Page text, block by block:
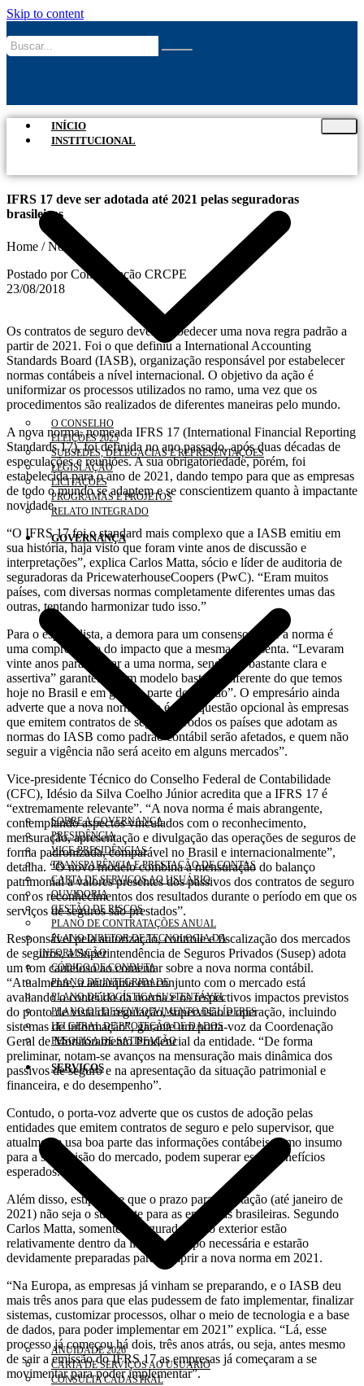
Skip to content
INÍCIO
INSTITUCIONAL
O CONSELHO
ELEIÇÕES 2025
SUBSEDES, DELEGACIAS E REPRESENTAÇÕES
LEGISLAÇÃO
LICITAÇÕES
PROGRAMAS E PROJETOS
RELATO INTEGRADO
GOVERNANÇA
SOBRE A GOVERNANÇA
PRESIDÊNCIA
VICE-PRESIDÊNCIAS
TRANSPARÊNCIA E PRESTAÇÃO DE CONTAS
CARTA DE SERVIÇOS AO USUÁRIO
OUVIDORIA
GESTÃO DE RISCOS
PLANO DE CONTRATAÇÕES ANUAL
PLANO DIRETOR DE TECNOLOGIA DA
INFORMAÇÃO
CÓDIGO DE CONDUTA
PLANO DE INTEGRIDADE
PLANO DE LOGÍSTICA SUSTENTÁVEL
PLANO DE DESENVOLVIMENTO DE LÍDERES
LEI GERAL DE PROTEÇÃO DE DADOS
PESQUISA DE SATISFAÇÃO
SERVIÇOS
ANUIDADE 2026
CARTA DE SERVIÇOS AO USUÁRIO
CONSULTA CADASTRAL
IFRS 17 deve ser adotada até 2021 pelas seguradoras
brasileiras
Home / Notícias
Postado por Comunicação CRCPE
23/08/2018
Os contratos de seguro deverão obedecer uma nova regra padrão a
partir de 2021. Foi o que definiu a International Accounting
Standards Board (IASB), organização responsável por estabelecer
normas contábeis a nível internacional. O objetivo da ação é
uniformizar os processos utilizados no ramo, uma vez que os
procedimentos são realizados de diferentes maneiras pelo mundo.
A nova norma, nomeada IFRS 17 (International Financial Reporting
Standards 17), foi definida no ano passado, após duas décadas de
especulações e reuniões. A sua obrigatoriedade, porém, foi
estabelecida para o ano de 2021, dando tempo para que as empresas
de todo o mundo se adaptem e se conscientizem quanto à impactante
novidade.
“O IFRS 17 foi o standard mais complexo que a IASB emitiu em
sua história, haja visto que foram vinte anos de discussão e
interpretações”, explica Carlos Matta, sócio e líder de auditoria de
seguradoras da PricewaterhouseCoopers (PwC). “Eram muitos
países, com diversas normas completamente diferentes umas das
outras, tentando harmonizar tudo isso.”
Para o especialista, a demora para um consenso sobre a norma é
uma comprovação do impacto que a mesma representa. “Levaram
vinte anos para chegar a uma norma, sendo ela bastante clara e
assertiva” garante. “É um modelo bastante diferente do que temos
hoje no Brasil e em grande parte do mundo”. O empresário ainda
adverte que a nova norma não é uma questão opcional às empresas
que emitem contratos de seguro. “Todos os países que adotam as
normas do IASB como padrão contábil serão afetados, e quem não
seguir a vigência não será aceito em alguns mercados”.
Vice-presidente Técnico do Conselho Federal de Contabilidade
(CFC), Idésio da Silva Coelho Júnior acredita que a IFRS 17 é
“extremamente relevante”. “A nova norma é mais abrangente,
contemplando aspectos vinculados com o reconhecimento,
mensuração, apresentação e divulgação das operações de seguros de
forma padronizada, comparável no Brasil e internacionalmente”,
detalha. “O novo modelo combina a mensuração do balanço
patrimonial a valores presentes dos passivos dos contratos de seguro
com os reconhecimentos dos resultados durante o período em que os
serviços de seguros são prestados”.
Responsável pela autorização, controle e fiscalização dos mercados
de seguros, a Superintendência de Seguros Privados (Susep) adota
um tom cauteloso ao comentar sobre a nova norma contábil.
“Atualmente, a autarquia em conjunto com o mercado está
avaliando o conteúdo da norma e os respectivos impactos previstos
do ponto de vista da regulação, supervisão e operação, incluindo
sistemas de informação”, garante um porta-voz da Coordenação
Geral de Monitoramento Prudencial da entidade. “De forma
preliminar, notam-se avanços na mensuração mais dinâmica dos
passivos de seguro e na apresentação da situação patrimonial e
financeira, e do desempenho”.
Contudo, o porta-voz adverte que os custos de adoção pelas
entidades que emitem contratos de seguro e pelo supervisor, que
atualmente usa boa parte das informações contábeis como insumo
para a supervisão do mercado, podem superar esses benefícios
esperados.
Além disso, estipula-se que o prazo para adaptação (até janeiro de
2021) não seja o suficiente para as empresas brasileiras. Segundo
Carlos Matta, somente as seguradoras do exterior estão
relativamente dentro da linha do tempo necessária e estarão
devidamente preparadas para cumprir a nova norma em 2021.
“Na Europa, as empresas já vinham se preparando, e o IASB deu
mais três anos para que elas pudessem de fato implementar, finalizar
sistemas, customizar processos, olhar o meio de tecnologia e a base
de dados, para poder implementar em 2021” explica. “Lá, esse
processo já começou há dois, três anos atrás, ou seja, antes mesmo
de sair a emissão do IFRS 17 as empresas já começaram a se
movimentar para poder implementar”.